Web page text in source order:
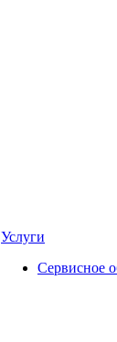
Услуги
Сервисное